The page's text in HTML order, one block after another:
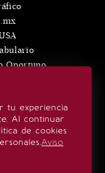
tu experiencia
Al continuar
de cookies
Aviso
Oportuno